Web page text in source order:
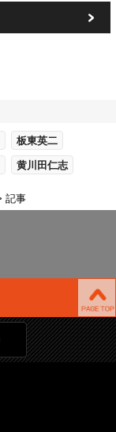
板東英二
黄川田仁志
記事